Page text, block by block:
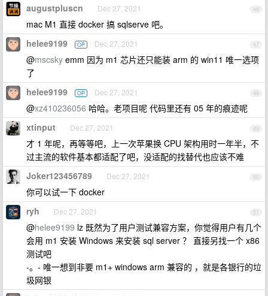
46
augustpluscn Dec 27, 2021
mac M1 直接 docker 搞 sqlserve 吧。
47
helee9199 OP Dec 27, 2021
@mscsky emm 因为 m1 芯片还只能装 arm 的 win11 唯一选项
了
48
helee9199 OP Dec 27, 2021
@xz410236056 哈哈。老项目呢 代码里还有 05 年的痕迹呢
49
xtinput Dec 27, 2021
才 1 年呢，再等等吧，上一次苹果换 CPU 架构用时一年半，不
过主流的软件基本都适配了吧，没适配的找替代也应该不难
50
Joker123456789 Dec 27, 2021
你可以试一下 docker
51
ryh Dec 27, 2021
@helee9199 lz 既然为了用户测试兼容方案，你觉得用户有几个
会用 m1 安装 Windows 来安装 sql server ？ 直接另找一个 x86
测试吧
-。- 唯一想到非要 m1+ windows arm 兼容的 ，就是各银行的垃
圾网银